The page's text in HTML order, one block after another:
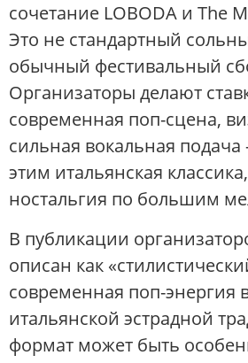
сочетание LOBODA и The
Это не стандартный
обычный фестивальный
Организаторы делают
современная поп-сцена,
сильная вокальная
этим итальянская
ностальгия по большим
В публикации
описан как
современная поп-энергия
итальянской эстрадной
формат может быть